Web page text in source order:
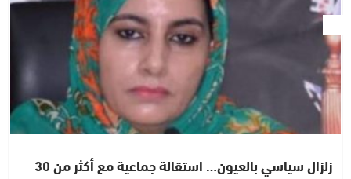
زلزال سياسي بالعيون… استقالة جماعية مع أكثر من 30